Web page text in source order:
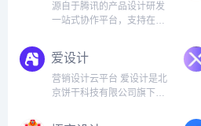
源自于腾讯的产品设计研发
一站式协作平台，支持在线
自动生成设计标注切图，灵
活调用图标库、素材库，支
持多种插件上传，让产品设
计更轻松高效。...
爱设计
营销设计云平台 爱设计是北
京饼干科技有限公司旗下品